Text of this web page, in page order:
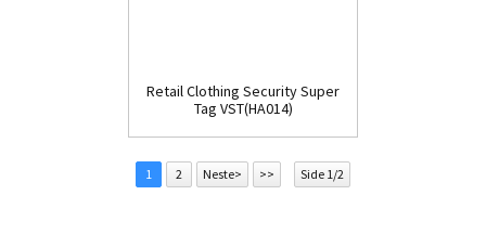
Retail Clothing Security Super
Tag VST(HA014)
1 2 Neste> >> Side 1/2